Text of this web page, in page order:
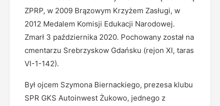
ZPRP, w 2009 Brązowym Krzyżem Zasługi, w
2012 Medalem Komisji Edukacji Narodowej.
Zmarł 3 października 2020. Pochowany został na
cmentarzu Srebrzyskow Gdańsku (rejon XI, taras
VI-1-142).
Był ojcem Szymona Biernackiego, prezesa klubu
SPR GKS Autoinwest Żukowo, jednego z